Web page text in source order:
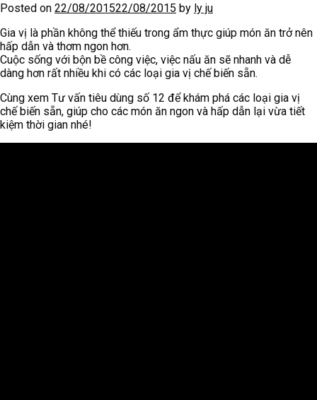
Posted on 22/08/201522/08/2015 by ly ju
Gia vị là phần không thể thiếu trong ẩm thực giúp món ăn trở nên
hấp dẫn và thơm ngon hơn.
Cuộc sống với bộn bề công việc, việc nấu ăn sẽ nhanh và dễ
dàng hơn rất nhiều khi có các loại gia vị chế biến sẵn.
Cùng xem Tư vấn tiêu dùng số 12 để khám phá các loại gia vị
chế biến sẵn, giúp cho các món ăn ngon và hấp dẫn lại vừa tiết
kiệm thời gian nhé!